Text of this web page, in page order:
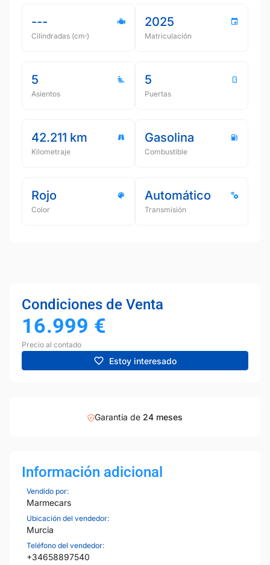
---
Cilindradas (cmᵌ)
2025
Matriculación
5
Asientos
5
Puertas
42.211 km
Kilometraje
Gasolina
Combustible
Rojo
Color
Automático
Transmisión
Condiciones de Venta
16.999 €
Precio al contado
Estoy interesado
Garantia de 24 meses
Información adicional
Vendido por:
Marmecars
Ubicación del vendedor:
Murcia
Teléfono del vendedor:
+34658897540